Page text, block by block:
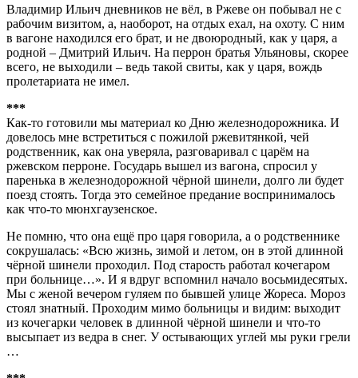
Владимир Ильич дневников не вёл, в Ржеве он побывал не с
рабочим визитом, а, наоборот, на отдых ехал, на охоту. С ним
в вагоне находился его брат, и не двоюродный, как у царя, а
родной – Дмитрий Ильич. На перрон братья Ульяновы, скорее
всего, не выходили – ведь такой свиты, как у царя, вождь
пролетариата не имел.
***
Как-то готовили мы материал ко Дню железнодорожника. И
довелось мне встретиться с пожилой ржевитянкой, чей
родственник, как она уверяла, разговаривал с царём на
ржевском перроне. Государь вышел из вагона, спросил у
паренька в железнодорожной чёрной шинели, долго ли будет
поезд стоять. Тогда это семейное предание воспринималось
как что-то мюнхгаузенское.
Не помню, что она ещё про царя говорила, а о родственнике
сокрушалась: «Всю жизнь, зимой и летом, он в этой длинной
чёрной шинели проходил. Под старость работал кочегаром
при больнице…». И я вдруг вспомнил начало восьмидесятых.
Мы с женой вечером гуляем по бывшей улице Жореса. Мороз
стоял знатный. Проходим мимо больницы и видим: выходит
из кочегарки человек в длинной чёрной шинели и что-то
высыпает из ведра в снег. У остывающих углей мы руки грели
…